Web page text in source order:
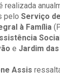
realizada
pelo Serviço
à Família
e Jardim
Assis